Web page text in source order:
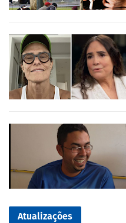
Atualizações